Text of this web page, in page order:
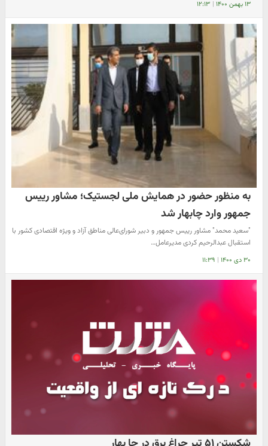
۱۳ بهمن ۱۴۰۰ | ۱۲:۱۳
به منظور حضور در همایش ملی لجستیک؛ مشاور رییس
جمهور وارد چابهار شد
"سعید محمد" مشاور رییس جمهور و دبیر شورای‌عالی مناطق آزاد و ویژه اقتصادی کشور با
استقبال عبدالرحیم کردی مدیرعامل…
۳۰ دی ۱۴۰۰ | ۱۱:۳۹